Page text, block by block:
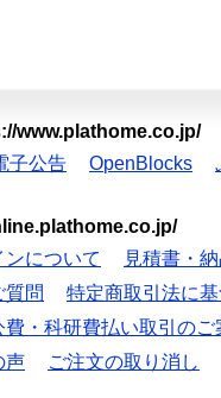
www.plathome.co.jp/
子公告 OpenBlocks
について
見積書・
質問
特定商取引法に
費・科研費払い取引のご
声 ご注文の取り消し